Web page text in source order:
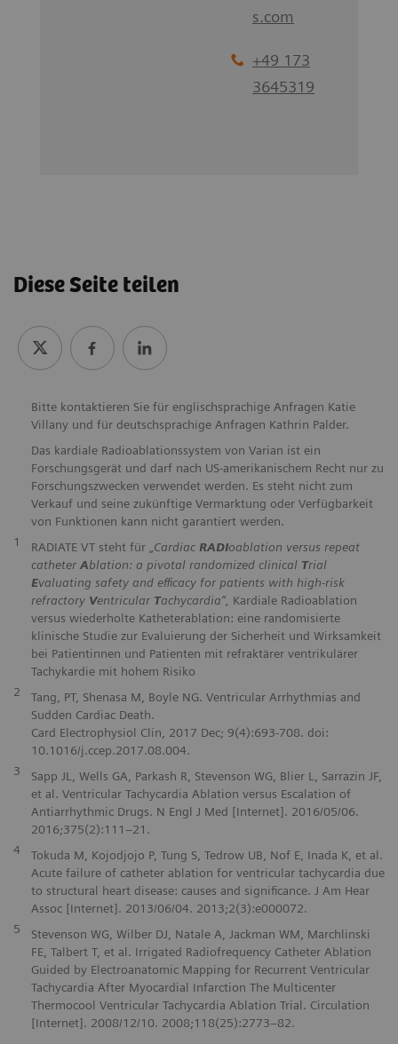
s.com
+49 173
3645319
Diese Seite teilen
Bitte kontaktieren Sie für englischsprachige Anfragen Katie
Villany und für deutschsprachige Anfragen Kathrin Palder.
Das kardiale Radioablationssystem von Varian ist ein
Forschungsgerät und darf nach US-amerikanischem Recht nur zu
Forschungszwecken verwendet werden. Es steht nicht zum
Verkauf und seine zukünftige Vermarktung oder Verfügbarkeit
von Funktionen kann nicht garantiert werden.
1
RADIATE VT steht für „ Cardiac RADIoablation versus repeat
catheter Ablation: a pivotal randomized clinical Trial
Evaluating safety and efficacy for patients with high-risk
refractory Ventricular Tachycardia“, Kardiale Radioablation
versus wiederholte Katheterablation: eine randomisierte
klinische Studie zur Evaluierung der Sicherheit und Wirksamkeit
bei Patientinnen und Patienten mit refraktärer ventrikulärer
Tachykardie mit hohem Risiko
2
Tang, PT, Shenasa M, Boyle NG. Ventricular Arrhythmias and
Sudden Cardiac Death.
Card Electrophysiol Clin, 2017 Dec; 9(4):693-708. doi:
10.1016/j.ccep.2017.08.004.
3
Sapp JL, Wells GA, Parkash R, Stevenson WG, Blier L, Sarrazin JF,
et al. Ventricular Tachycardia Ablation versus Escalation of
Antiarrhythmic Drugs. N Engl J Med [Internet]. 2016/05/06.
2016;375(2):111–21.
4
Tokuda M, Kojodjojo P, Tung S, Tedrow UB, Nof E, Inada K, et al.
Acute failure of catheter ablation for ventricular tachycardia due
to structural heart disease: causes and significance. J Am Hear
Assoc [Internet]. 2013/06/04. 2013;2(3):e000072.
5
Stevenson WG, Wilber DJ, Natale A, Jackman WM, Marchlinski
FE, Talbert T, et al. Irrigated Radiofrequency Catheter Ablation
Guided by Electroanatomic Mapping for Recurrent Ventricular
Tachycardia After Myocardial Infarction The Multicenter
Thermocool Ventricular Tachycardia Ablation Trial. Circulation
[Internet]. 2008/12/10. 2008;118(25):2773–82.